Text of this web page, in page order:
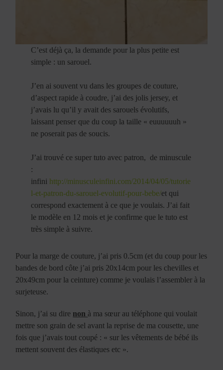
C’est déjà ça, la demande pour la plus petite est
simple : un sarouel.
J’en ai souvent vu dans les groupes de couture,
d’aspect rapide à coudre, j’ai des jolis jersey, et
j’avais lu qu’il y avait des sarouels évolutifs,
laissant penser que du coup la taille « euuuuuuh »
ne poserait pas de soucis.
J’ai trouvé ce super tuto avec patron, de minuscule
:
infini http://minusculeinfini.com/2014/04/05/tutorie
l-et-patron-du-sarouel-evolutif-pour-bebe/et qui
correspond exactement à ce que je voulais. J’ai fait
le modèle en 12 mois et je confirme que le tuto est
très simple à suivre.
Pour la marge de couture, j’ai pris 0.5cm (et du coup pour les
bandes de bord côte j’ai pris 20x14cm pour les chevilles et
20x49cm pour la ceinture) comme je voulais l’assembler à la
surjeteuse.
Sinon, j’ai su dire non à ma sœur au téléphone qui voulait
mettre son grain de sel avant la reprise de ma cousette, une
fois que j’avais tout coupé : « sur les vêtements de bébé ils
mettent souvent des élastiques etc ».